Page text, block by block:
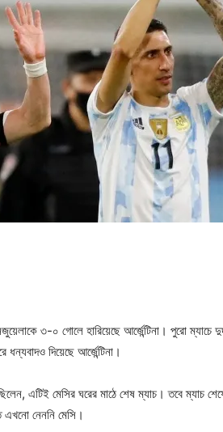
৩-০ গোলে হারিয়েছে আর্জেন্টিনা। পুরো ম্যাচে
দিয়েছে আর্জেন্টিনা।
এটিই মেসির ঘরের মাঠে শেষ ম্যাচ। তবে ম্যাচ
এখনো নেননি মেসি।